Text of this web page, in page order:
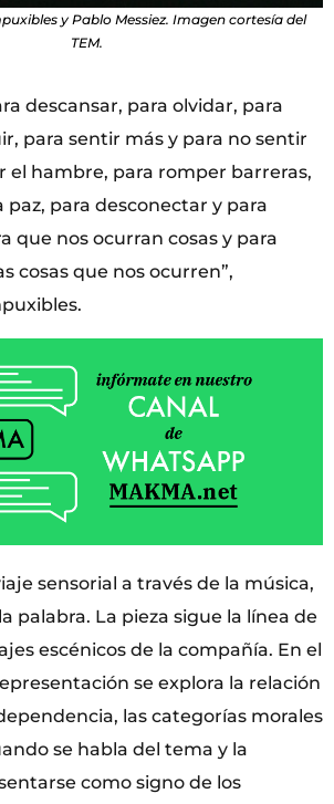
y Pablo Messiez. Imagen cortesía del
TEM.
descansar, para olvidar, para
para sentir más y para no sentir
el hambre, para romper barreras,
paz, para desconectar y para
que nos ocurran cosas y para
cosas que nos ocurren”,
sensorial a través de la música,
palabra. La pieza sigue la línea de
escénicos de la compañía. En el
se explora la relación
las categorías morales
se habla del tema y la
como signo de los